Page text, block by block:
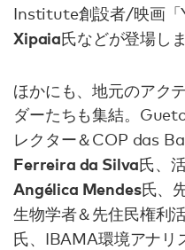
Institute創設者/映画「
Xipaia氏などが登場しま
ほかにも、地元のアク
ダーたちも集結。
レクター＆COP das
Ferreira da Silva氏、
Angélica Mendes氏、
生物学者＆先住民権利
氏、IBAMA環境アナリ